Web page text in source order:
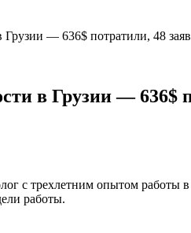
— 636$ потратили, 48
в Грузии — 636$
с трехлетним опытом
работы.